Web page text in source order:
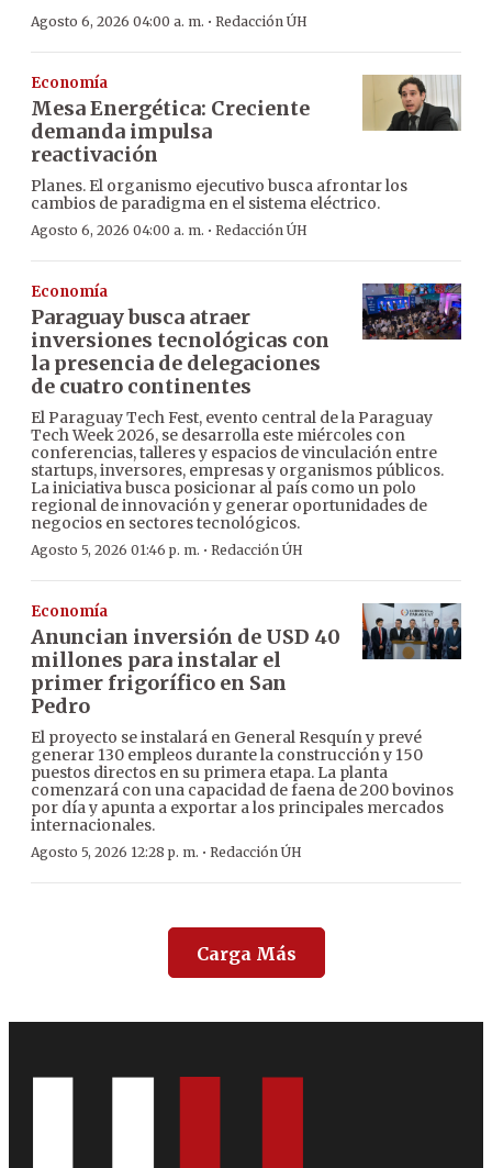
Agosto 6, 2026 04:00 a. m. · Redacción ÚH
Economía
Mesa Energética: Creciente
demanda impulsa
reactivación
Planes. El organismo ejecutivo busca afrontar los
cambios de paradigma en el sistema eléctrico.
Agosto 6, 2026 04:00 a. m. · Redacción ÚH
Economía
Paraguay busca atraer
inversiones tecnológicas con
la presencia de delegaciones
de cuatro continentes
El Paraguay Tech Fest, evento central de la Paraguay
Tech Week 2026, se desarrolla este miércoles con
conferencias, talleres y espacios de vinculación entre
startups, inversores, empresas y organismos públicos.
La iniciativa busca posicionar al país como un polo
regional de innovación y generar oportunidades de
negocios en sectores tecnológicos.
Agosto 5, 2026 01:46 p. m. · Redacción ÚH
Economía
Anuncian inversión de USD 40
millones para instalar el
primer frigorífico en San
Pedro
El proyecto se instalará en General Resquín y prevé
generar 130 empleos durante la construcción y 150
puestos directos en su primera etapa. La planta
comenzará con una capacidad de faena de 200 bovinos
por día y apunta a exportar a los principales mercados
internacionales.
Agosto 5, 2026 12:28 p. m. · Redacción ÚH
Carga Más